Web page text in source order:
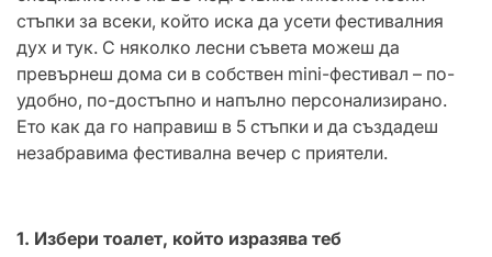
стъпки за всеки, който иска да усети фестивалния
дух и тук. С няколко лесни съвета можеш да
превърнеш дома си в собствен mini-фестивал – по-
удобно, по-достъпно и напълно персонализирано.
Ето как да го направиш в 5 стъпки и да създадеш
незабравима фестивална вечер с приятели.
1. Избери тоалет, който изразява теб